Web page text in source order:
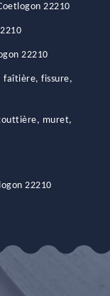
22210
22210
faîtière, fissure,
muret,
22210